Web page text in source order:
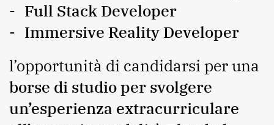
Full Stack Developer
Immersive Reality Developer
l’opportunità di candidarsi per una
borse di studio per svolgere
un’esperienza extracurriculare